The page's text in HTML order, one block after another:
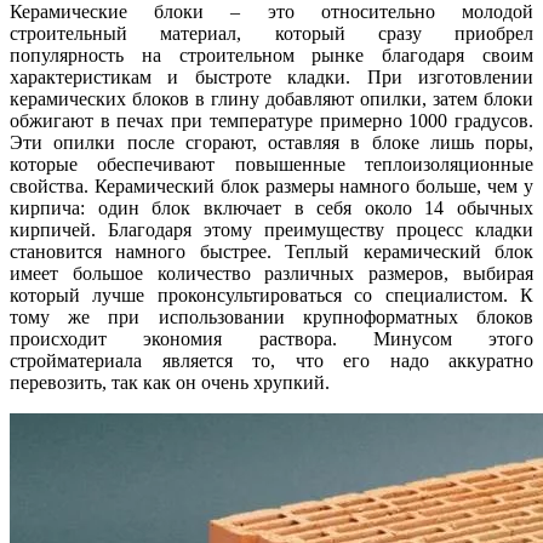
Керамические блоки – это относительно молодой
строительный материал, который сразу приобрел
популярность на строительном рынке благодаря своим
характеристикам и быстроте кладки. При изготовлении
керамических блоков в глину добавляют опилки, затем блоки
обжигают в печах при температуре примерно 1000 градусов.
Эти опилки после сгорают, оставляя в блоке лишь поры,
которые обеспечивают повышенные теплоизоляционные
свойства. Керамический блок размеры намного больше, чем у
кирпича: один блок включает в себя около 14 обычных
кирпичей. Благодаря этому преимуществу процесс кладки
становится намного быстрее. Теплый керамический блок
имеет большое количество различных размеров, выбирая
который лучше проконсультироваться со специалистом. К
тому же при использовании крупноформатных блоков
происходит экономия раствора. Минусом этого
стройматериала является то, что его надо аккуратно
перевозить, так как он очень хрупкий.